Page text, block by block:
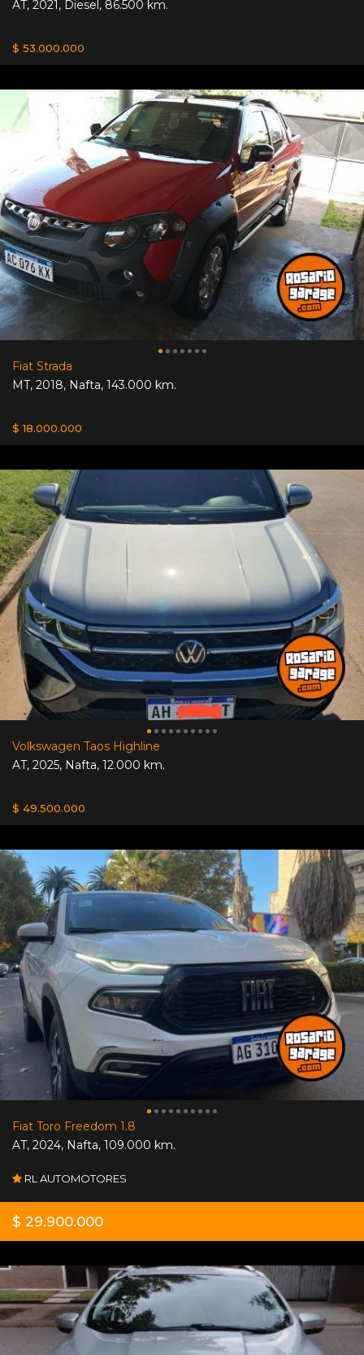
AT, 2021, Diesel, 86.500 km.
$ 53.000.000
Fiat Strada
MT, 2018, Nafta, 143.000 km.
$ 18.000.000
Volkswagen Taos Highline
AT, 2025, Nafta, 12.000 km.
$ 49.500.000
Fiat Toro Freedom 1.8
AT, 2024, Nafta, 109.000 km.
RL AUTOMOTORES
$ 29.900.000